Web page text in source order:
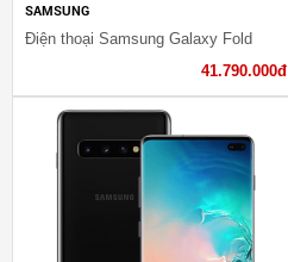
SAMSUNG
Điện thoại Samsung Galaxy Fold
41.790.000đ